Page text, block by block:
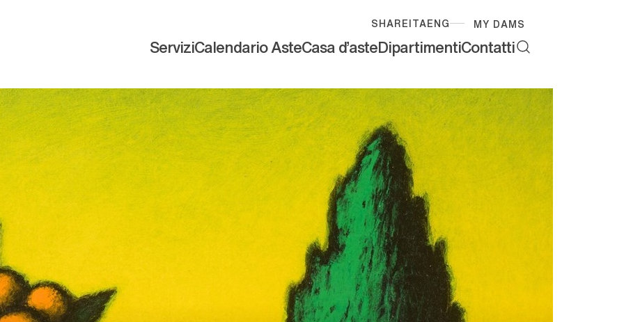
SHAREITAENG MY DAMS
ServiziCalendario AsteCasa d'asteDipartimentiContatti